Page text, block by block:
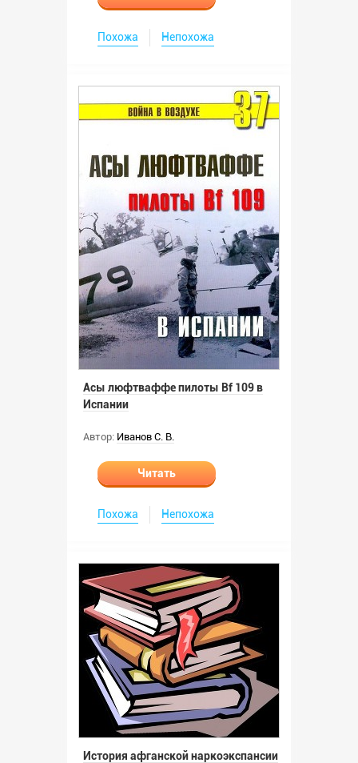
Похожа Непохожа
Асы люфтваффе пилоты Bf 109 в
Испании
Автор: Иванов С. В.
Читать
Похожа Непохожа
История афганской наркоэкспансии